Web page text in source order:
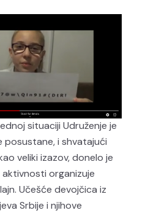
situaciji Udruženje je
posustane, i shvatajući
veliki izazov, donelo je
organizuje
Učešće devojčica iz
Srbije i njihove